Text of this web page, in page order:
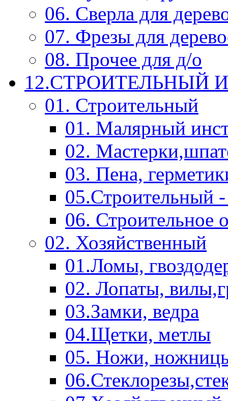
06. Сверла для
07. Фрезы для
08. Прочее для д/о
12.СТРОИТЕЛЬНЫЙ
01. Строительный
01. Малярный
02.
03. Пена,
05.Строительный
06. Строительное
02. Хозяйственный
01.Ломы,
02. Лопаты,
03.Замки, ведра
04.Щетки, метлы
05. Ножи,